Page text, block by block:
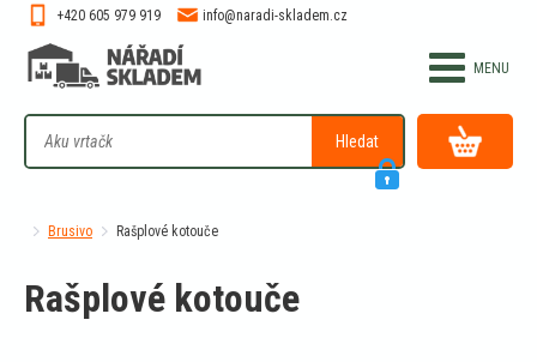
Hledat
+420 605 979 919 info@naradi-skladem.cz
Brusivo Rašplové kotouče
Rašplové kotouče